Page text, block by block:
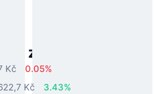
z reálného světa
Kč
0.05%
Kč
3.43%